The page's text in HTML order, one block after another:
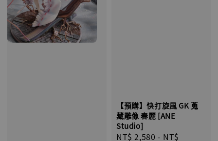
【預購】快打旋風 GK 蒐
藏雕像 春麗 [ANE
Studio]
Regular
NT$ 2,580 - NT$